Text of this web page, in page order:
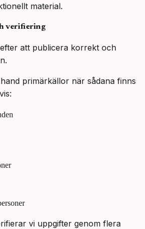
material.
verifiering
att publicera korrekt och
primärkällor när sådana finns
vi uppgifter genom flera